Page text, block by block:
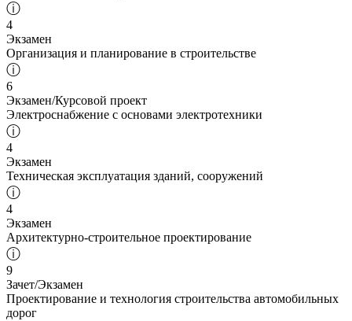
ⓘ
4
Экзамен
Организация и планирование в строительстве
ⓘ
6
Экзамен/Курсовой проект
Электроснабжение с основами электротехники
ⓘ
4
Экзамен
Техническая эксплуатация зданий, сооружений
ⓘ
4
Экзамен
Архитектурно-строительное проектирование
ⓘ
9
Зачет/Экзамен
Проектирование и технология строительства автомобильных
дорог